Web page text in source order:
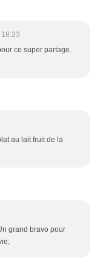
ce super partage.
au lait fruit de la
grand bravo pour